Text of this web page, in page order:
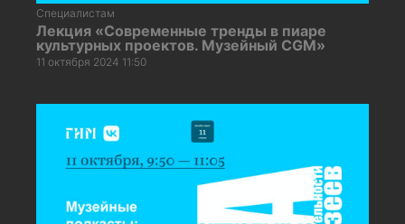
Специалистам
Лекция «Современные тренды в пиаре
культурных проектов. Музейный CGM»
11 октября 2024 11:50